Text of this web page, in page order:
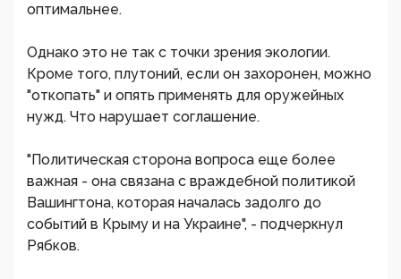
оптимальнее.
Однако это не так с точки зрения экологии.
Кроме того, плутоний, если он захоронен, можно
"откопать" и опять применять для оружейных
нужд. Что нарушает соглашение.
"Политическая сторона вопроса еще более
важная - она связана с враждебной политикой
Вашингтона, которая началась задолго до
событий в Крыму и на Украине", - подчеркнул
Рябков.